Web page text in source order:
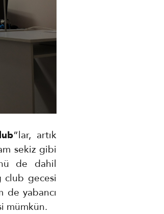
”lar, artık
sekiz gibi
de dahil
club gecesi
de yabancı
mümkün.